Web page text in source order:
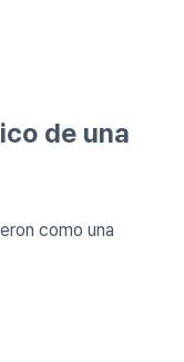
de una
como una